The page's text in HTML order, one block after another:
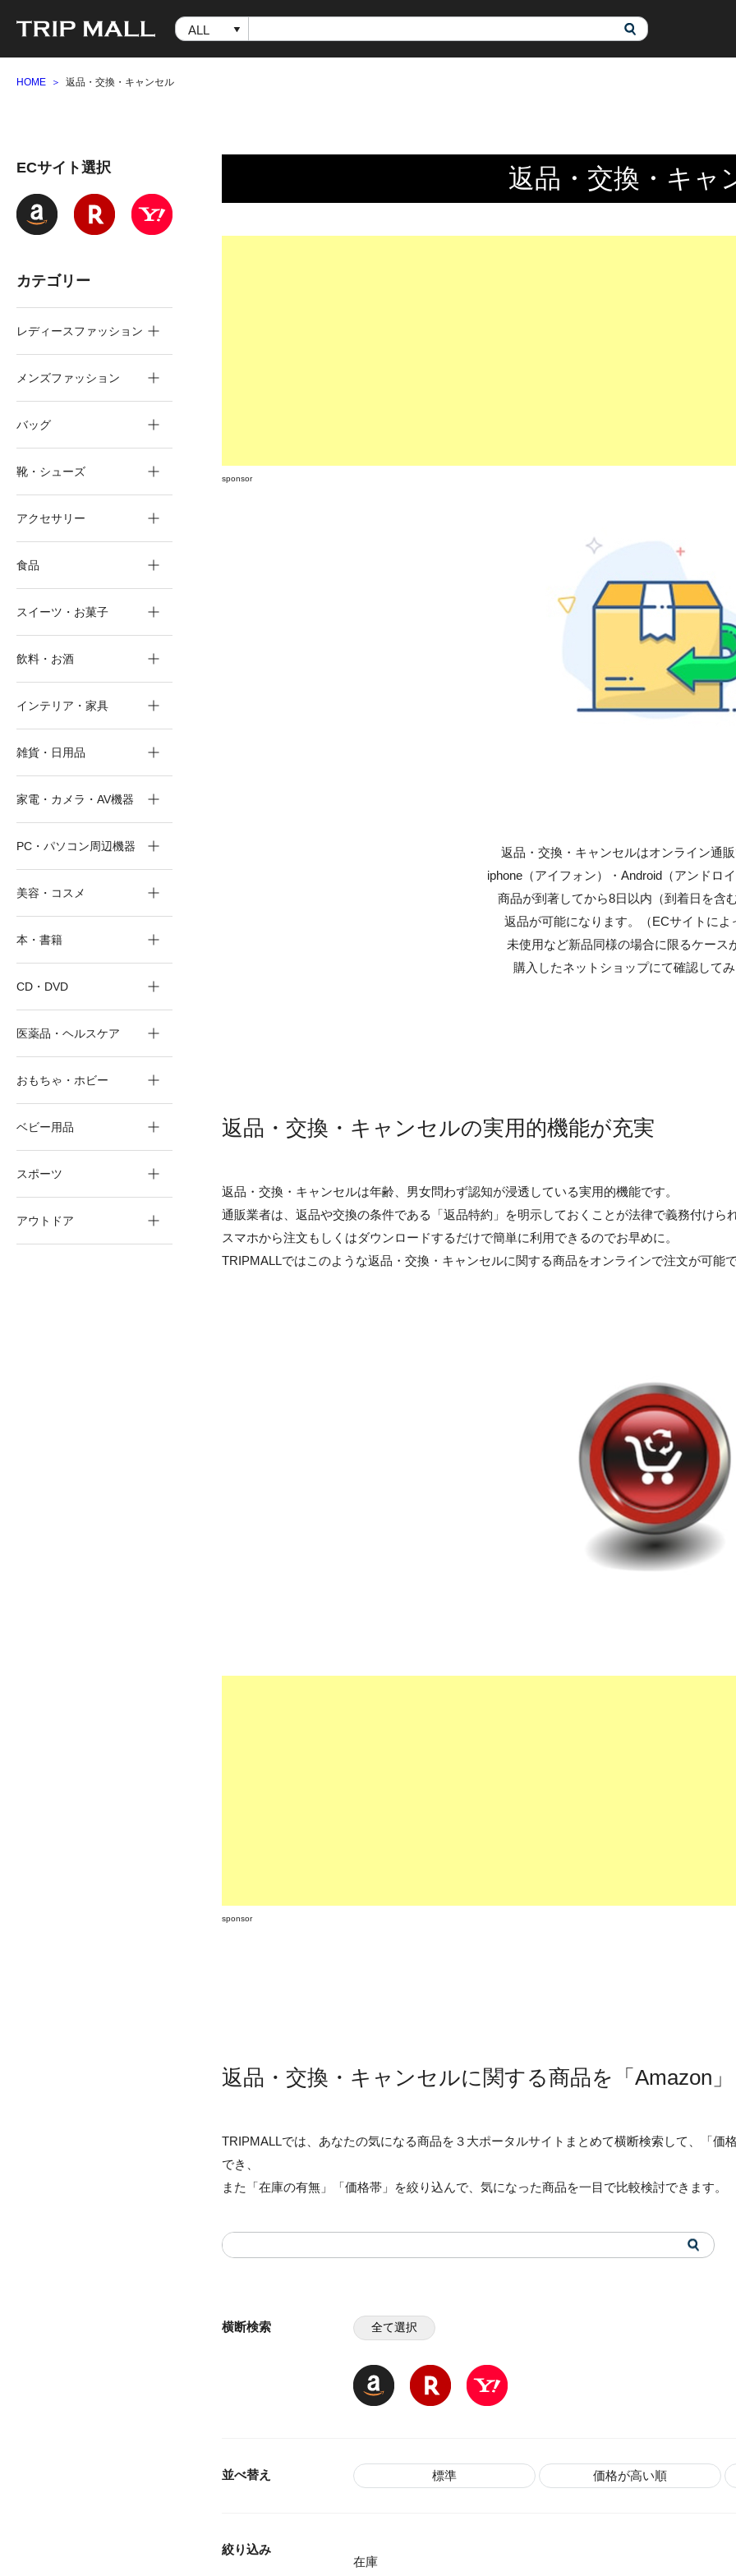
HOME 返品・交換・キャンセル
返品・交換・キャ
sponsor
返品・交換・キャンセルはオンライン通販
iphone（アイフォン）・Android（アンドロ
商品が到著してから8日以内（到着日を含
返品が可能になります。（ECサイトによ
未使用など新品同様の場合に限るケース
購入したネットショップにて確認してみ
返品・交換・キャンセルの実用的機能が充実
返品・交換・キャンセルは年齢、男女問わず認知が浸透している実用的機能です。
通販業者は、返品や交換の条件である「返品特約」を明示しておくことが法律で義務付けら
スマホから注文もしくはダウンロードするだけで簡単に利用できるのでお早めに。
TRIPMALLではこのような返品・交換・キャンセルに関する商品をオンラインで注文が可能
sponsor
返品・交換・キャンセルに関する商品を「Amazon
TRIPMALLでは、あなたの気になる商品を３大ポータルサイトまとめて横断検索して、「
でき、
また「在庫の有無」「価格帯」を絞り込んで、気になった商品を一目で比較検討できます。
横断検索 全て選択
並べ替え 標準 価格が高い順
絞り込み
在庫
ECサイト選択
カテゴリー
レディースファッション
メンズファッション
バッグ
靴・シューズ
アクセサリー
食品
スイーツ・お菓子
飲料・お酒
インテリア・家具
雑貨・日用品
家電・カメラ・AV機器
PC・パソコン周辺機器
美容・コスメ
本・書籍
CD・DVD
医薬品・ヘルスケア
おもちゃ・ホビー
ベビー用品
スポーツ
アウトドア